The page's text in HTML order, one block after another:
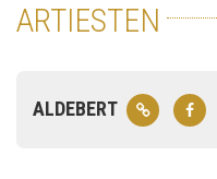
ARTIESTEN
ALDEBERT